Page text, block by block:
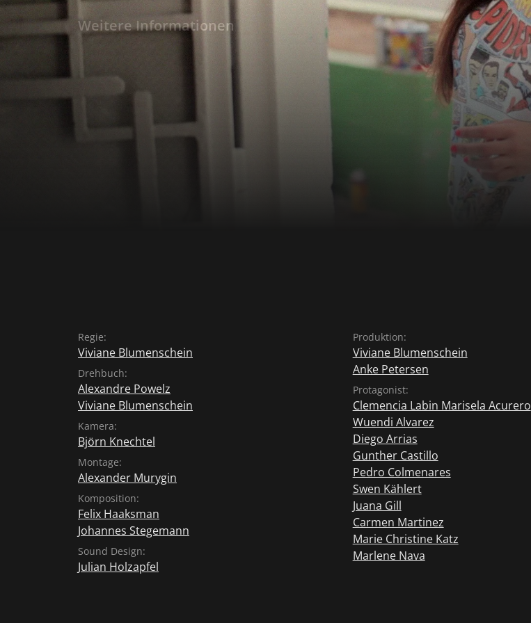
bereits das ganze Viertel an der "VELADA de Santa Lucia" beteiligt. Als
Regisseurin Viviane Blumenschein 2012 das Geschehen
dokumentierte, hatte sich die VELADA zu einem international
bekannten Kunsthappening entwickelt und fand zum vorletzten Mal
Künstler aus und in Wohnzimmern, Hausfassaden und sogar
Toiletten Kunstwerke gestaltet hatten. Ähnlich wie das Festival selbst
feiert der Film die Kraft künstlerischer Visionen. Als die Dreharbeiten
die Scheinwerfer auf ihr Viertel bald wieder ausgeschaltet werden
Weitere Informationen
Regie:
Viviane Blumenschein
Drehbuch:
Alexandre Powelz
Viviane Blumenschein
Kamera:
Björn Knechtel
Montage:
Alexander Murygin
Komposition:
Felix Haaksman
Johannes Stegemann
Sound Design:
Julian Holzapfel
Produktion:
Viviane Blumenschein
Anke Petersen
Protagonist:
Clemencia Labin Marisela Acurero
Wuendi Alvarez
Diego Arrias
Gunther Castillo
Pedro Colmenares
Swen Kählert
Juana Gill
Carmen Martinez
Marie Christine Katz
Marlene Nava